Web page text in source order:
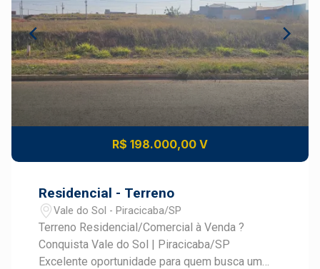
R$ 198.000,00 V
Residencial - Terreno
Vale do Sol - Piracicaba/SP
Terreno Residencial/Comercial à Venda ?
Conquista Vale do Sol | Piracicaba/SP
Excelente oportunidade para quem busca um